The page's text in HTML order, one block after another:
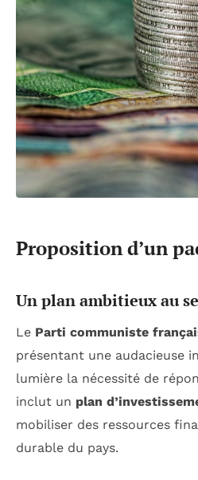
Proposition d’un
Un plan ambitieux au
Le Parti communiste
présentant une audacieuse
lumière la nécessité de
inclut un plan
mobiliser des ressources
durable du pays.